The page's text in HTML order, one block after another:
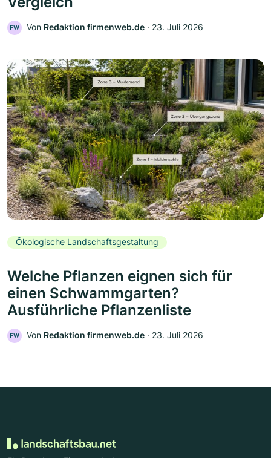
FW Von Redaktion firmenweb.de ‧ 23. Juli 2026
Ökologische Landschaftsgestaltung
Welche Pflanzen eignen sich für
einen Schwammgarten?
Ausführliche Pflanzenliste
FW Von Redaktion firmenweb.de ‧ 23. Juli 2026